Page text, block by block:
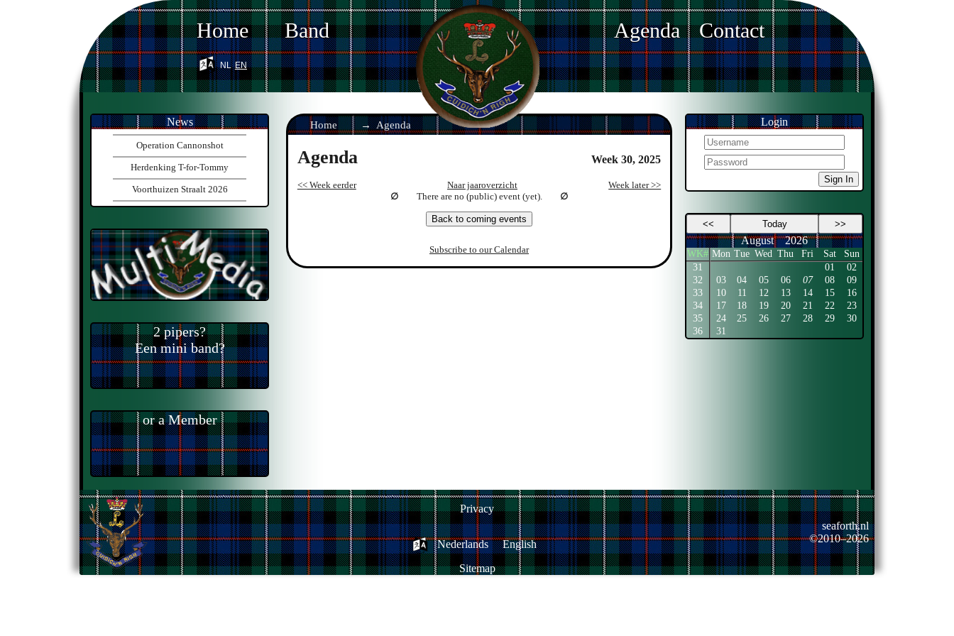
Home Band Agenda Contact
nl en
Home Agenda
Agenda Week 30, 2025
<< Week eerder Naar jaaroverzicht
Week later >>
There are no (public) event (yet).
Back to coming events
Subscribe to our Calendar
News
Operation Cannonshot
Herdenking T-for-Tommy
Voorthuizen Straalt 2026
2 pipers?
Een mini band?
or a Member
Login
Sign In
<< Today >>
August 2026
WK# Mon Tue Wed Thu Fri Sat
Sun
31
01
02
32
03 04 05 06 07 08
09
33
10 11 12 13 14 15
16
34
17 18 19 20 21 22
23
35
24 25 26 27 28 29
30
36
31
Privacy
Nederlands
English
Sitemap
seaforth.nl
©2010–2026